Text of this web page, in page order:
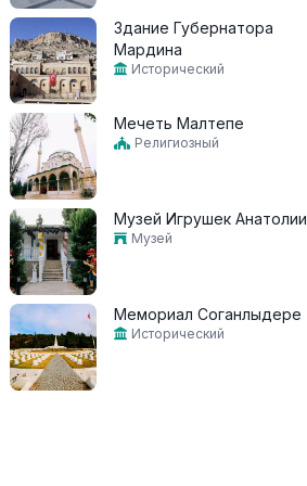
Здание Губернатора
Мардина
Исторический
Мечеть Малтепе
Религиозный
Музей Игрушек Анатолии
Музей
Мемориал Соганлыдере
Исторический